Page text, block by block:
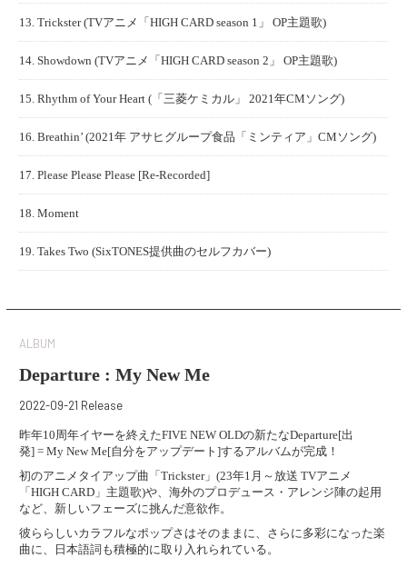
13. Trickster (TVアニメ「HIGH CARD season 1」 OP主題歌)
14. Showdown (TVアニメ「HIGH CARD season 2」 OP主題歌)
15. Rhythm of Your Heart (「三菱ケミカル」 2021年CMソング)
16. Breathin’ (2021年 アサヒグループ食品「ミンティア」CMソング)
17. Please Please Please [Re-Recorded]
18. Moment
19. Takes Two (SixTONES提供曲のセルフカバー)
ALBUM
Departure : My New Me
2022-09-21 Release
昨年10周年イヤーを終えたFIVE NEW OLDの新たなDeparture[出
発] = My New Me[自分をアップデート]するアルバムが完成！
初のアニメタイアップ曲「Trickster」(23年1月～放送 TVアニメ
「HIGH CARD」主題歌)や、海外のプロデュース・アレンジ陣の起用
など、新しいフェーズに挑んだ意欲作。
彼ららしいカラフルなポップさはそのままに、さらに多彩になった楽
曲に、日本語詞も積極的に取り入れられている。